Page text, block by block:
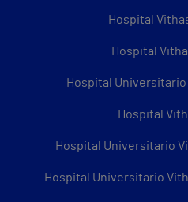
Hospital
Hospital
Hospital Universitario
Hospital
Hospital Universitario
Hospital Universitario